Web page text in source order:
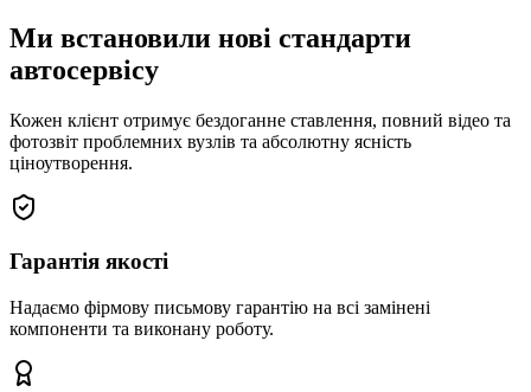
Ми встановили нові стандарти
автосервісу
Кожен клієнт отримує бездоганне ставлення, повний відео та
фотозвіт проблемних вузлів та абсолютну ясність
ціноутворення.
Гарантія якості
Надаємо фірмову письмову гарантію на всі замінені
компоненти та виконану роботу.